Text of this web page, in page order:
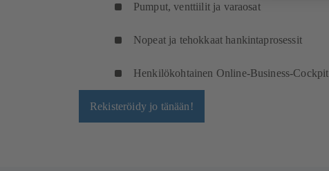
Pumput, venttiilit ja varaosat
Nopeat ja tehokkaat hankintaprosessit
Henkilökohtainen Online-Business-Cockpit
Rekisteröidy jo tänään!